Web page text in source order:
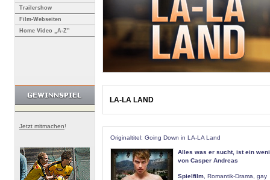
Trailershow
Film-Webseiten
Home Video „A-Z”
Jetzt mitmachen!
LA-LA LAND
Originaltitel: Going Down in LA-LA Land
Alles was er sucht, ist ein
von Casper Andreas
Spielfilm , Romantik-Drama, gay